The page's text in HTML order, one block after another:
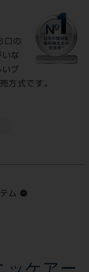
口の
いな
ブ
方式です。
ム